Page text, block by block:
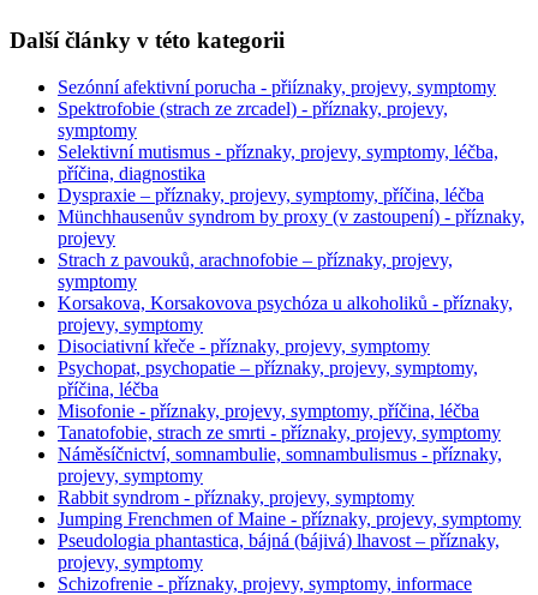
Další články v této kategorii
Sezónní afektivní porucha - přiíznaky, projevy, symptomy
Spektrofobie (strach ze zrcadel) - příznaky, projevy,
symptomy
Selektivní mutismus - příznaky, projevy, symptomy, léčba,
příčina, diagnostika
Dyspraxie – příznaky, projevy, symptomy, příčina, léčba
Münchhausenův syndrom by proxy (v zastoupení) - příznaky,
projevy
Strach z pavouků, arachnofobie – příznaky, projevy,
symptomy
Korsakova, Korsakovova psychóza u alkoholiků - příznaky,
projevy, symptomy
Disociativní křeče - příznaky, projevy, symptomy
Psychopat, psychopatie – příznaky, projevy, symptomy,
příčina, léčba
Misofonie - příznaky, projevy, symptomy, příčina, léčba
Tanatofobie, strach ze smrti - příznaky, projevy, symptomy
Náměsíčnictví, somnambulie, somnambulismus - příznaky,
projevy, symptomy
Rabbit syndrom - příznaky, projevy, symptomy
Jumping Frenchmen of Maine - příznaky, projevy, symptomy
Pseudologia phantastica, bájná (bájivá) lhavost – příznaky,
projevy, symptomy
Schizofrenie - příznaky, projevy, symptomy, informace